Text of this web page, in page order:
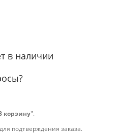
в наличии
корзину".
подтверждения заказа.